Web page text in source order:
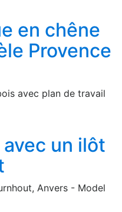
en chêne
Provence
un ilôt